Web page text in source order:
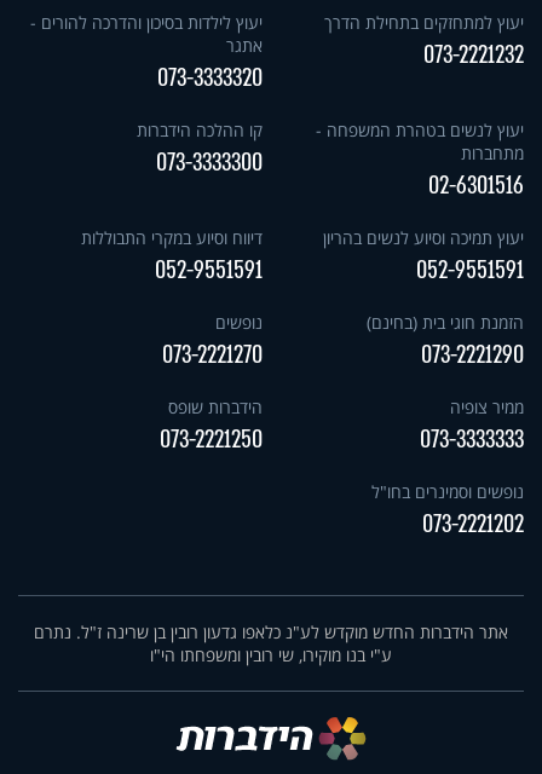
יעוץ למתחזקים בתחילת הדרך
073-2221232
יעוץ לילדות בסיכון והדרכה להורים -
אתגר
073-3333320
יעוץ לנשים בטהרת המשפחה -
מתחברות
02-6301516
קו ההלכה הידברות
073-3333300
יעוץ תמיכה וסיוע לנשים בהריון
052-9551591
דיווח וסיוע במקרי התבוללות
052-9551591
הזמנת חוגי בית (בחינם)
073-2221290
נופשים
073-2221270
ממיר צופיה
073-3333333
הידברות שופס
073-2221250
נופשים וסמינרים בחו"ל
073-2221202
אתר הידברות החדש מוקדש לע"נ כלאפו גדעון רובין בן שרינה ז"ל. נתרם
ע"י בנו מוקירו, שי רובין ומשפחתו הי"ו